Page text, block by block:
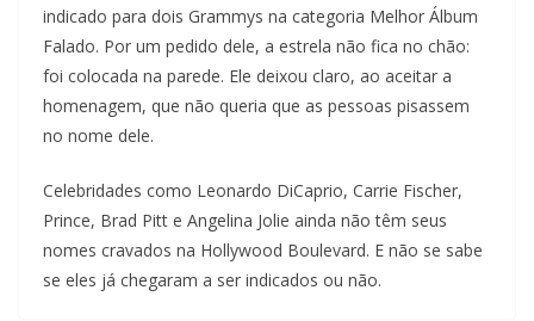
indicado para dois Grammys na categoria Melhor Álbum
Falado. Por um pedido dele, a estrela não fica no chão:
foi colocada na parede. Ele deixou claro, ao aceitar a
homenagem, que não queria que as pessoas pisassem
no nome dele.
Celebridades como Leonardo DiCaprio, Carrie Fischer,
Prince, Brad Pitt e Angelina Jolie ainda não têm seus
nomes cravados na Hollywood Boulevard. E não se sabe
se eles já chegaram a ser indicados ou não.